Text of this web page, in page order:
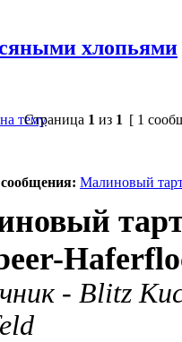
хлопьями
Страница 1 из 1 [ 1
Малиновый
- Blitz